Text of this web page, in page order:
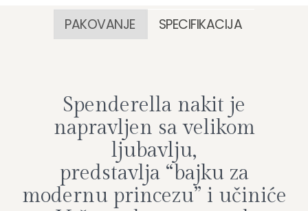
PAKOVANJE SPECIFIKACIJA
Spenderella nakit je
napravljen sa velikom
ljubavlju,
predstavlja “bajku za
modernu princezu” i učiniće